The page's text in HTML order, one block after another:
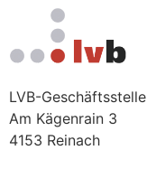
LVB-Geschäftsstelle
Am Kägenrain 3
4153 Reinach